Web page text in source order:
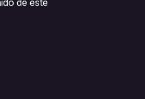
de este